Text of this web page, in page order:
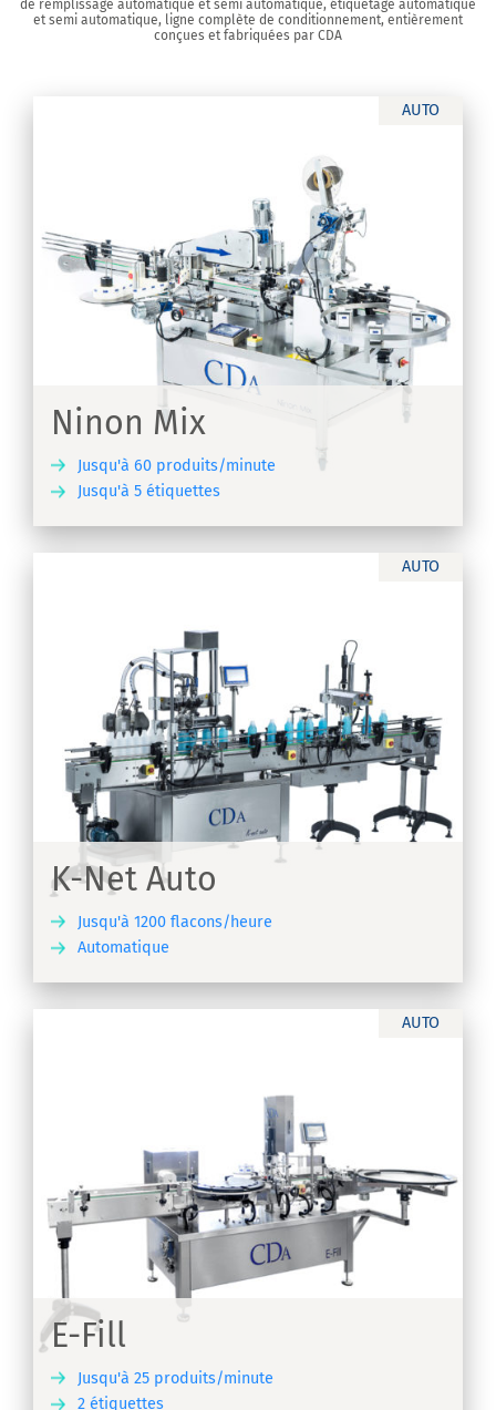
de remplissage automatique et semi automatique, étiquetage automatique
et semi automatique, ligne complète de conditionnement, entièrement
conçues et fabriquées par CDA
AUTO
Ninon Mix
Jusqu'à 60 produits/minute
Jusqu'à 5 étiquettes
AUTO
K-Net Auto
Jusqu'à 1200 flacons/heure
Automatique
AUTO
E-Fill
Jusqu'à 25 produits/minute
2 étiquettes